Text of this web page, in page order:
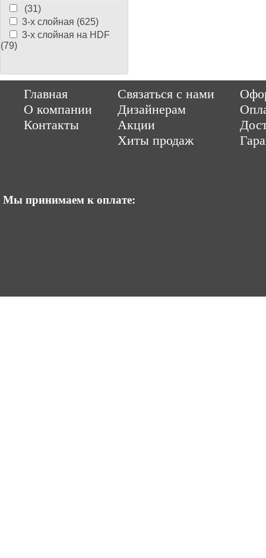
(31)
3-х слойная (625)
3-х слойная на HDF
(79)
Главная
О компании
Контакты
Связаться с нами
Дизайнерам
Акции
Хиты продаж
Мы принимаем к оплате:
ItCompany Продвижение сайтов by «ВзлЁт»